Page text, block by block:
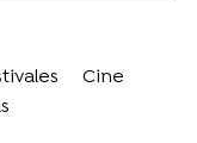
Cine